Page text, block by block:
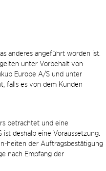
anderes angeführt worden ist.
unter Vorbehalt von
Europe A/S und unter
falls es von dem Kunden
betrachtet und eine
deshalb eine Voraussetzung.
heiten der Auftragsbestätigung
nach Empfang der